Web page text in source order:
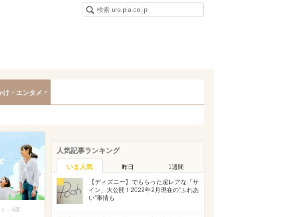
け・エンタメ
」4選
人気記事ランキング
いま人気 昨日 1週間
1
【ディズニー】でもらった超レアな「サ
イン」大公開！2022年2月現在の“ふれあ
い”事情も